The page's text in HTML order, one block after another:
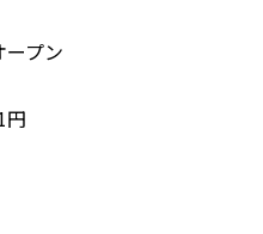
プン
円